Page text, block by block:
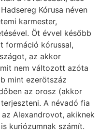
Kórusa néven
karmester,
Öt évvel később
formáció kórussal,
az akkor
nem változott azóta
mint ezerötszáz
az orosz (akkor
A névadó fia
Alexandrovot, akiknek
kuriózumnak számít.